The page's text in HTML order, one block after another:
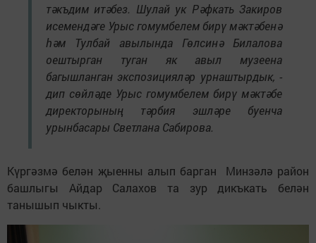
тәкъдим итәбез. Шулай ук Рәфкать Закиров
исемендәге Урыс гомумбелем бирү мәктәбенә
һәм Тулбай авылында Гөлсинә Билалова
оештырган туган як авыл музеена
багышланган экспозицияләр урнаштырдык, -
дип сөйләде Урыс гомумбелем бирү мәктәбе
директорының тәрбия эшләре буенча
урынбасары Светлана Сабирова.
Күргәзмә белән җыенны алып барган Минзәлә район
башлыгы Айдар Салахов та зур дикъкать белән
танышып чыкты.